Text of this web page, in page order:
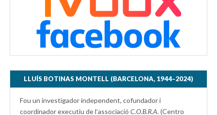
LLUÍS BOTINAS MONTELL (BARCELONA, 1944–2024)
Fou un investigador independent, cofundador i
coordinador executiu de l’associació C.O.B.R.A. (Centro